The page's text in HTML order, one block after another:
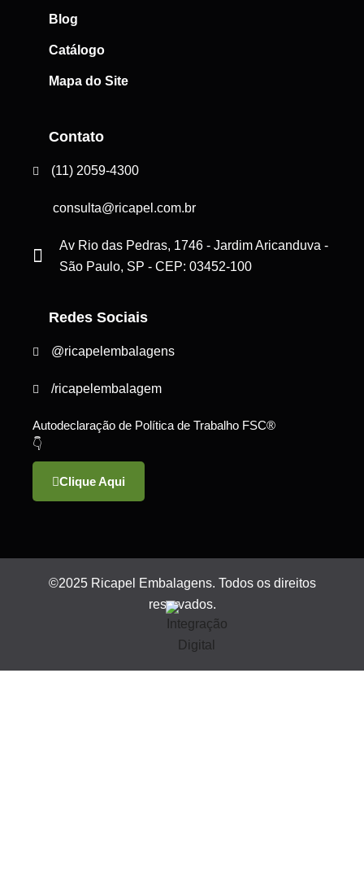
Blog
Catálogo
Mapa do Site
Contato
(11) 2059-4300
consulta@ricapel.com.br
Av Rio das Pedras, 1746 - Jardim Aricanduva -
São Paulo, SP - CEP: 03452-100
Redes Sociais
@ricapelembalagens
/ricapelembalagem
Autodeclaração de Política de Trabalho FSC®
👇
Clique Aqui
©2025 Ricapel Embalagens. Todos os direitos
reservados.